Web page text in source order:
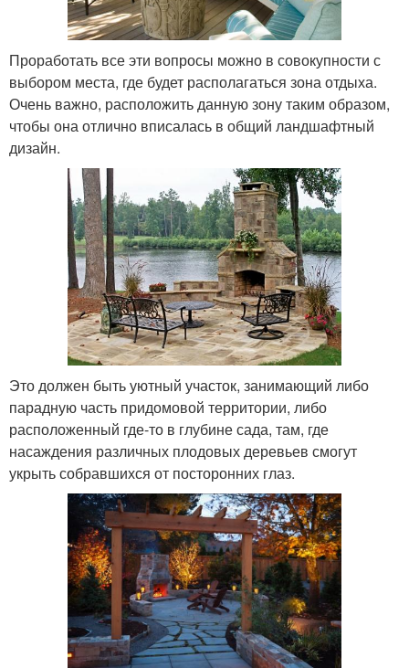
Проработать все эти вопросы можно в совокупности с
выбором места, где будет располагаться зона отдыха.
Очень важно, расположить данную зону таким образом,
чтобы она отлично вписалась в общий ландшафтный
дизайн.
Это должен быть уютный участок, занимающий либо
парадную часть придомовой территории, либо
расположенный где-то в глубине сада, там, где
насаждения различных плодовых деревьев смогут
укрыть собравшихся от посторонних глаз.